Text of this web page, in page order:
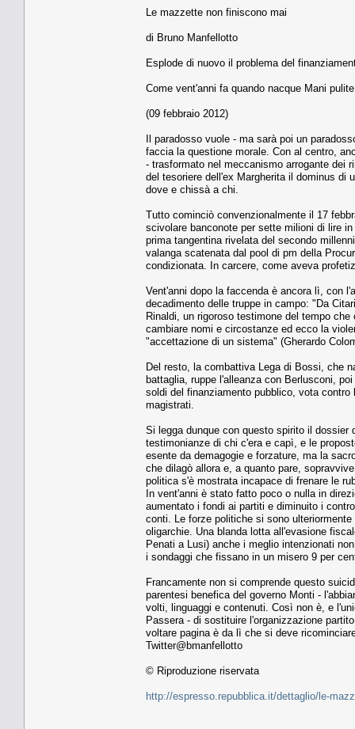
Le mazzette non finiscono mai
di Bruno Manfellotto
Esplode di nuovo il problema del
Come vent'anni fa quando nacque Mani
(09 febbraio 2012)
Il paradosso vuole - ma sarà poi un
faccia la questione morale. Con al centro,
- trasformato nel meccanismo arrogante dei
del tesoriere dell'ex Margherita il dominus di
dove e chissà a chi.
Tutto cominciò convenzionalmente il 17
scivolare banconote per sette milioni di lire
prima tangentina rivelata del secondo
valanga scatenata dal pool di pm della
condizionata. In carcere, come aveva
Vent'anni dopo la faccenda è ancora lì, con
decadimento delle truppe in campo: "Da
Rinaldi, un rigoroso testimone del tempo
cambiare nomi e circostanze ed ecco la
"accettazione di un sistema" (Gherardo
Del resto, la combattiva Lega di Bossi, che
battaglia, ruppe l'alleanza con Berlusconi,
soldi del finanziamento pubblico, vota
magistrati.
Si legga dunque con questo spirito il
testimonianze di chi c'era e capì, e le
esente da demagogie e forzature, ma la
che dilagò allora e, a quanto pare,
politica s'è mostrata incapace di frenare le
In vent'anni è stato fatto poco o nulla in
aumentato i fondi ai partiti e diminuito i
conti. Le forze politiche si sono
oligarchie. Una blanda lotta all'evasione
Penati a Lusi) anche i meglio intenzionati
i sondaggi che fissano in un misero 9 per
Francamente non si comprende questo
parentesi benefica del governo Monti -
volti, linguaggi e contenuti. Così non è, e
Passera - di sostituire l'organizzazione
voltare pagina è da lì che si deve
Twitter@bmanfellotto
© Riproduzione riservata
http://espresso.repubblica.it/dettaglio/le-